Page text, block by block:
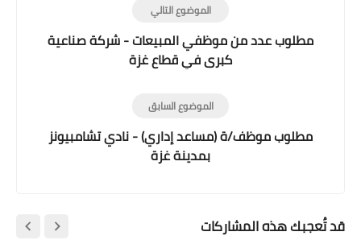
الموضوع التالي
مطلوب عدد من موظفي المبيعات - شركة صناعية
كبرى في قطاع غزة
الموضوع السابق
مطلوب موظف/ة (مساعد إداري) - نادي تشامبيونز
بمدينة غزة
قد تُعجبك هذه المشاركات